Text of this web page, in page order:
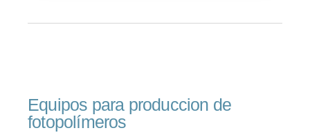
Equipos para produccion de
fotopolímeros